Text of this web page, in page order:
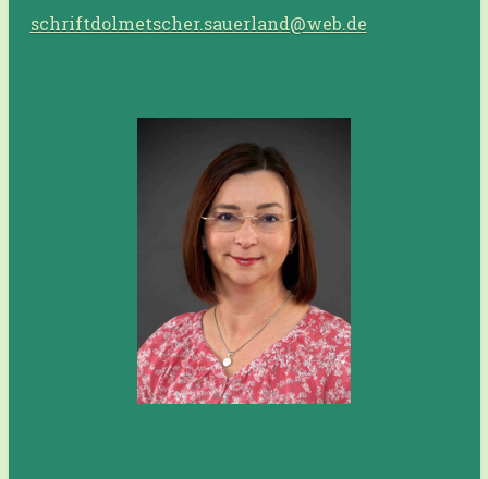
schriftdolmetscher.sauerland@web.de